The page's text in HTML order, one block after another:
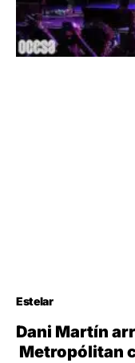
Estelar
Dani Martín
Metropólitan